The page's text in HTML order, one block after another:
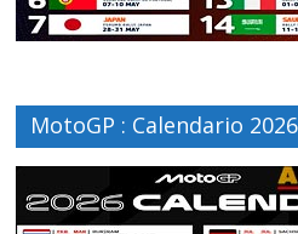
MotoGP : Calendario 2026